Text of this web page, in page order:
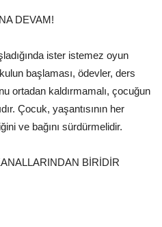
DEVAM!
ister istemez oyun
başlaması, ödevler, ders
ortadan kaldırmamalı, çocuğun
Çocuk, yaşantısının her
ve bağını sürdürmelidir.
BİRİDİR